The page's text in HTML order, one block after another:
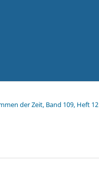
der Zeit, Band 109, Heft 12